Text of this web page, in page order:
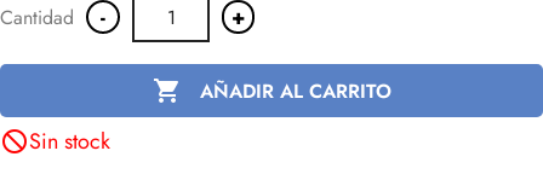
Cantidad - +
 AÑADIR AL CARRITO
not_interestedSin stock